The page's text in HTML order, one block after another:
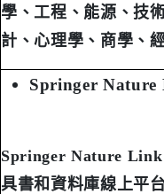
學、工程、能源、技
計、心理學、商學、
Springer Nature
Springer Nature Link
具書和資料庫線上平